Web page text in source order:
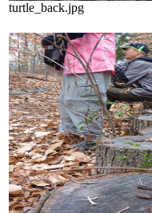
turtle_back.jpg